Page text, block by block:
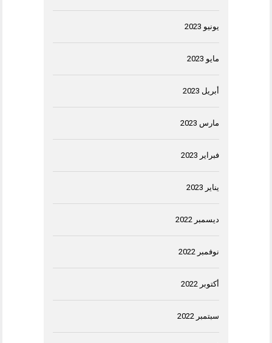
يونيو 2023
مايو 2023
أبريل 2023
مارس 2023
فبراير 2023
يناير 2023
ديسمبر 2022
نوفمبر 2022
أكتوبر 2022
سبتمبر 2022